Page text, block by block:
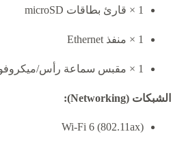
1 × قارئ بطاقات microSD
1 × منفذ Ethernet
1 × مقبس سماعة رأس/ميكروفون
الشبكات (Networking):
Wi-Fi 6 (802.11ax)